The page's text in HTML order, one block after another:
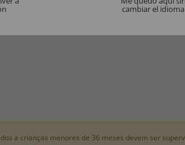
a crianças menores de 36 meses devem ser
cambiar el idioma